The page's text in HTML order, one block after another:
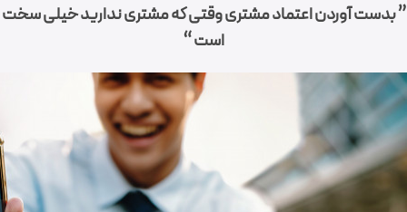
” بدست آوردن اعتماد مشتری وقتی که مشتری ندارید خیلی سخت
است “